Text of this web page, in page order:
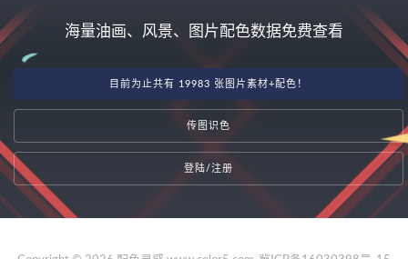
海量油画、风景、图片配色数据免费查看
目前为止共有 19983 张图片素材+配色！
传图识色
登陆/注册